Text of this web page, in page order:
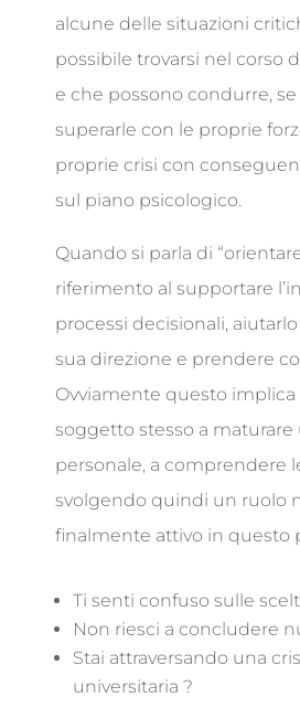
alcune delle situazioni
possibile trovarsi nel corso
e che possono condurre, se
superarle con le proprie
proprie crisi con
sul piano psicologico.
Quando si parla di
riferimento al supportare
processi decisionali,
sua direzione e prendere
Ovviamente questo implica
soggetto stesso a
personale, a comprendere
svolgendo quindi un ruolo
finalmente attivo in questo
Ti senti confuso sulle
Non riesci a concludere
Stai attraversando una
universitaria ?